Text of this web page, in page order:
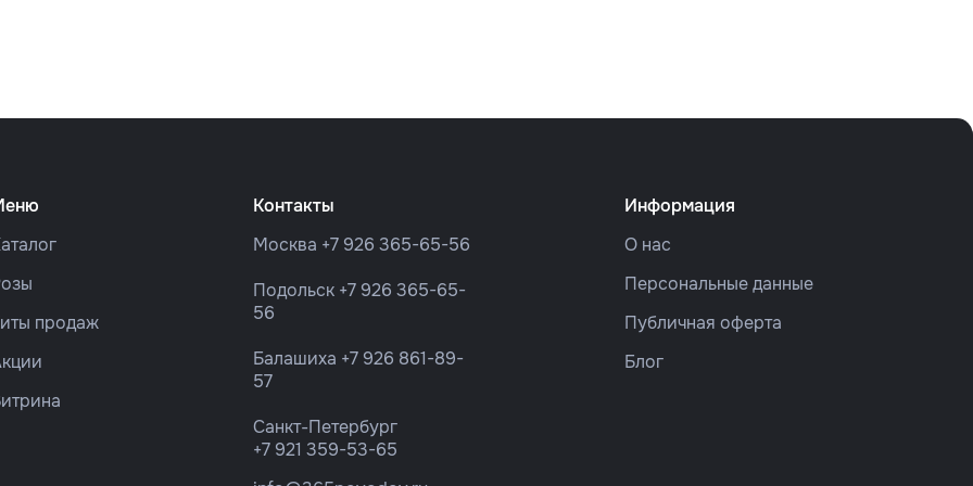
продаж
Контакты
Москва +7 926 365-65-56
Подольск +7 926 365-65-
56
Балашиха +7 926 861-89-
57
Санкт-Петербург
+7 921 359-53-65
Информация
О нас
Персональные данные
Публичная оферта
Блог